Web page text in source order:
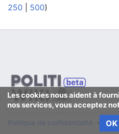
250
500)
Les cookies nous aident à
nos services, vous acceptez
OK
Politique de confidentialité